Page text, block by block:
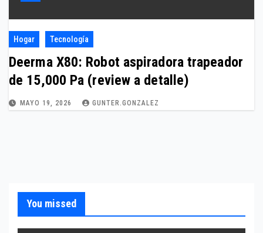
Hogar Tecnología
Deerma X80: Robot aspiradora trapeador
de 15,000 Pa (review a detalle)
MAYO 19, 2026 GUNTER.GONZALEZ
You missed